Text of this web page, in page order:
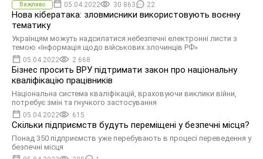
Важливо 05.04.2022 30 863 22
Нова кібератака: зловмисники використовують воєнну
тематику
Українцям можуть надсилатися небезпечні електронні листи з
темою «Інформація щодо військових злочинців РФ»
05.04.2022 2 668
Бізнес просить ВРУ підтримати закон про національну
кваліфікацію працівників
Національна система кваліфікацій, враховуючи виклики війни,
потребує змін та гнучкого застосування
05.04.2022 615
Скільки підприємств будуть переміщені у безпечні місця?
Понад 350 підприємств уже перебувають в процесі переведення у
безпечні місця